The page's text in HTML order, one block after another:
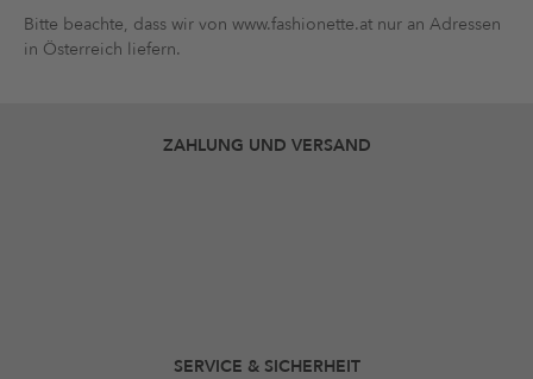
Bitte beachte, dass wir von www.fashionette.at nur an Adressen
in Österreich liefern.
ZAHLUNG UND VERSAND
SERVICE & SICHERHEIT